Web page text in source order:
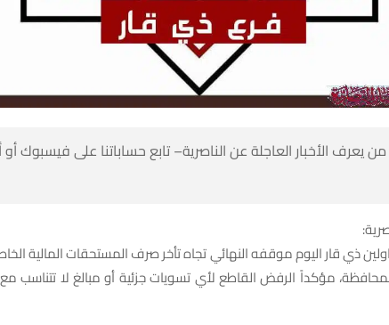
يعرف الأخبار العاجلة عن الناصرية– تابع حساباتنا على فيسبوك
ذي قار اليوم موقفه النهائي تجاه تأخر صرف المستحقات المالية
مؤكداً الرفض القاطع لأي تسويات جزئية أو مبالغ لا تتناسب